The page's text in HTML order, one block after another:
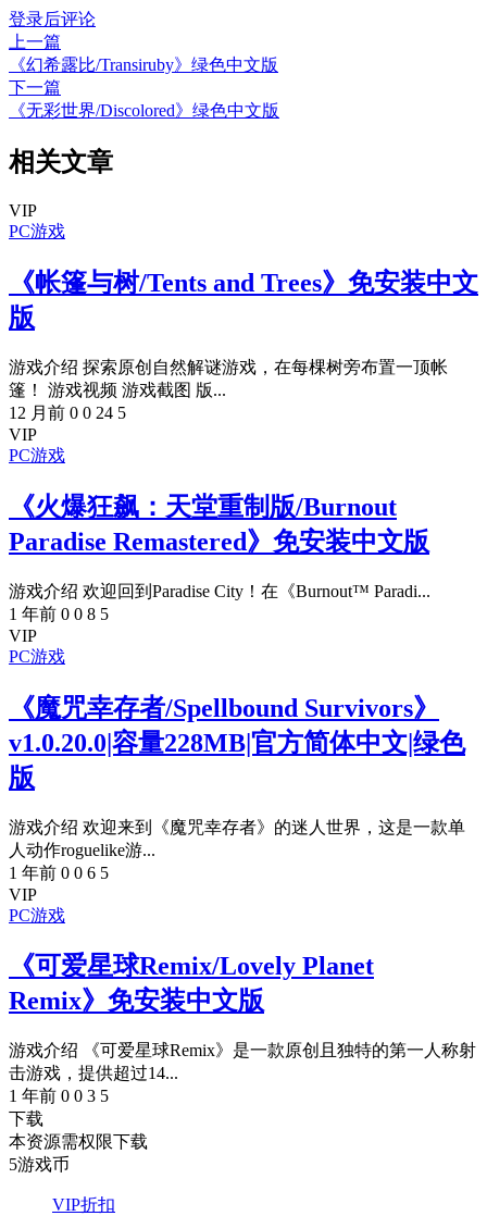
登录后评论
上一篇
《幻希露比/Transiruby》绿色中文版
下一篇
《无彩世界/Discolored》绿色中文版
相关文章
VIP
PC游戏
《帐篷与树/Tents and Trees》免安装中文
版
游戏介绍 探索原创自然解谜游戏，在每棵树旁布置一顶帐
篷！ 游戏视频 游戏截图 版...
12 月前 0 0 24 5
VIP
PC游戏
《火爆狂飙：天堂重制版/Burnout
Paradise Remastered》免安装中文版
游戏介绍 欢迎回到Paradise City！在《Burnout™ Paradi...
1 年前 0 0 8 5
VIP
PC游戏
《魔咒幸存者/Spellbound Survivors》
v1.0.20.0|容量228MB|官方简体中文|绿色
版
游戏介绍 欢迎来到《魔咒幸存者》的迷人世界，这是一款单
人动作roguelike游...
1 年前 0 0 6 5
VIP
PC游戏
《可爱星球Remix/Lovely Planet
Remix》免安装中文版
游戏介绍 《可爱星球Remix》是一款原创且独特的第一人称射
击游戏，提供超过14...
1 年前 0 0 3 5
下载
本资源需权限下载
5游戏币
VIP折扣